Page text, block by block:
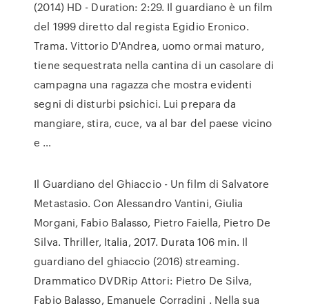
(2014) HD - Duration: 2:29. Il guardiano è un film
del 1999 diretto dal regista Egidio Eronico.
Trama. Vittorio D'Andrea, uomo ormai maturo,
tiene sequestrata nella cantina di un casolare di
campagna una ragazza che mostra evidenti
segni di disturbi psichici. Lui prepara da
mangiare, stira, cuce, va al bar del paese vicino
e …
Il Guardiano del Ghiaccio - Un film di Salvatore
Metastasio. Con Alessandro Vantini, Giulia
Morgani, Fabio Balasso, Pietro Faiella, Pietro De
Silva. Thriller, Italia, 2017. Durata 106 min. Il
guardiano del ghiaccio (2016) streaming.
Drammatico DVDRip Attori: Pietro De Silva,
Fabio Balasso, Emanuele Corradini . Nella sua